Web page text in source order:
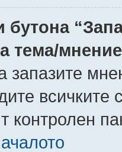
бутона
тема/
запазите
всичките
контролен